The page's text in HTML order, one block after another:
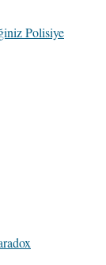
Polisiye